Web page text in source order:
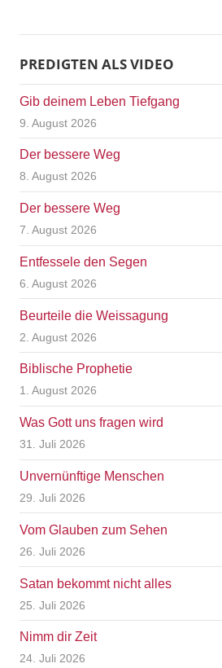
PREDIGTEN ALS VIDEO
Gib deinem Leben Tiefgang
9. August 2026
Der bessere Weg
8. August 2026
Der bessere Weg
7. August 2026
Entfessele den Segen
6. August 2026
Beurteile die Weissagung
2. August 2026
Biblische Prophetie
1. August 2026
Was Gott uns fragen wird
31. Juli 2026
Unvernünftige Menschen
29. Juli 2026
Vom Glauben zum Sehen
26. Juli 2026
Satan bekommt nicht alles
25. Juli 2026
Nimm dir Zeit
24. Juli 2026